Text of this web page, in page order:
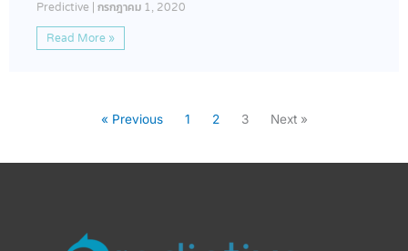
Predictive กรกฎาคม 1, 2020
Read More »
« Previous 1 2 3 Next »